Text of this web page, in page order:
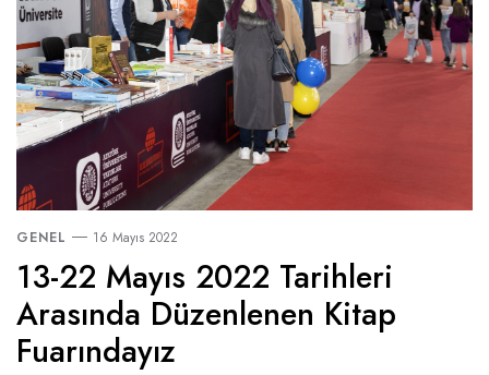
GENEL 16 Mayıs 2022
13-22 Mayıs 2022 Tarihleri
Arasında Düzenlenen Kitap
Fuarındayız